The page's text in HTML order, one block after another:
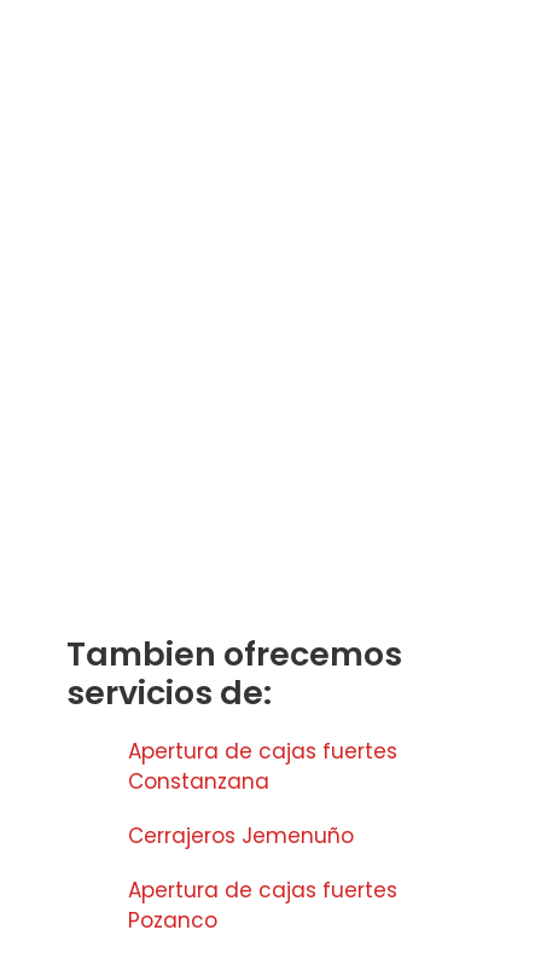
Tambien ofrecemos
servicios de:
Apertura de cajas fuertes
Constanzana
Cerrajeros Jemenuño
Apertura de cajas fuertes
Pozanco